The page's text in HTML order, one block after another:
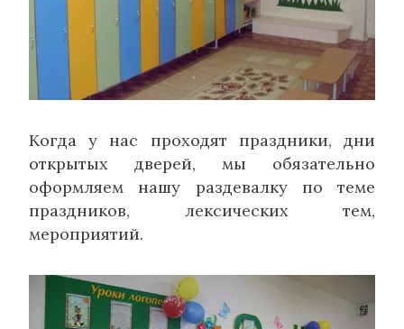
Когда у нас проходят праздники, дни
открытых дверей, мы обязательно
оформляем нашу раздевалку по теме
праздников, лексических тем,
мероприятий.